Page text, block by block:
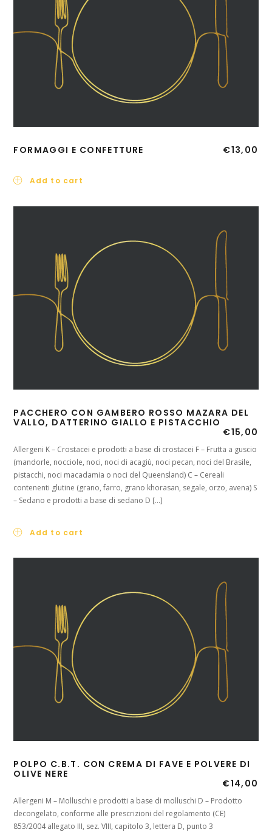
FORMAGGI E CONFETTURE €13,00
Add to cart
PACCHERO CON GAMBERO ROSSO MAZARA DEL
VALLO, DATTERINO GIALLO E PISTACCHIO
€15,00
Allergeni K – Crostacei e prodotti a base di crostacei F – Frutta a guscio
(mandorle, nocciole, noci, noci di acagiù, noci pecan, noci del Brasile,
pistacchi, noci macadamia o noci del Queensland) C – Cereali
contenenti glutine (grano, farro, grano khorasan, segale, orzo, avena) S
– Sedano e prodotti a base di sedano D […]
Add to cart
POLPO C.B.T. CON CREMA DI FAVE E POLVERE DI
OLIVE NERE
€14,00
Allergeni M – Molluschi e prodotti a base di molluschi D – Prodotto
decongelato, conforme alle prescrizioni del regolamento (CE)
853/2004 allegato III, sez. VIII, capitolo 3, lettera D, punto 3